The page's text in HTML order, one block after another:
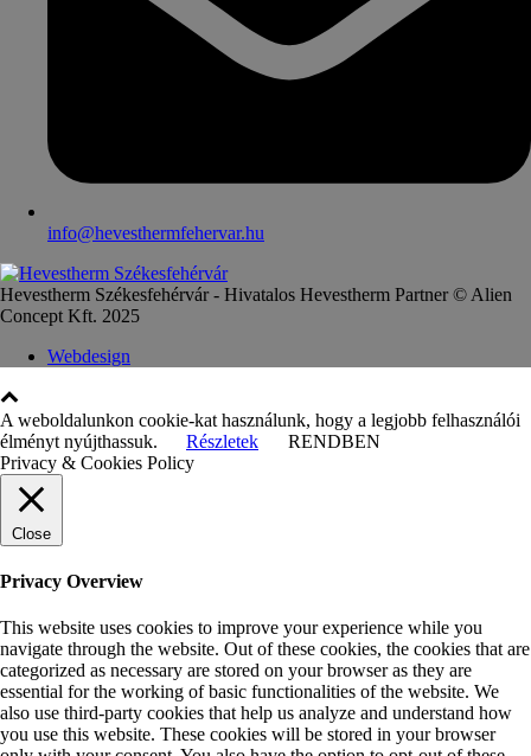
info@hevesthermfehervar.hu
Hevestherm Székesfehérvár - Hivatalos Hevestherm Partner © Alien
Concept Kft. 2025
Webdesign
A weboldalunkon cookie-kat használunk, hogy a legjobb felhasználói
élményt nyújthassuk.
Részletek
RENDBEN
Privacy & Cookies Policy
Close
Privacy Overview
This website uses cookies to improve your experience while you
navigate through the website. Out of these cookies, the cookies that are
categorized as necessary are stored on your browser as they are
essential for the working of basic functionalities of the website. We
also use third-party cookies that help us analyze and understand how
you use this website. These cookies will be stored in your browser